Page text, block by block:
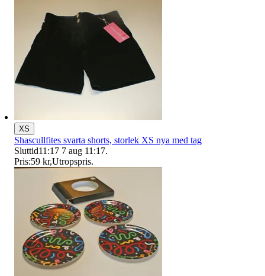
XS
Shascullfites svarta shorts, storlek XS nya med tag
Sluttid11:17 7 aug 11:17.
Pris:59 kr,Utropspris.